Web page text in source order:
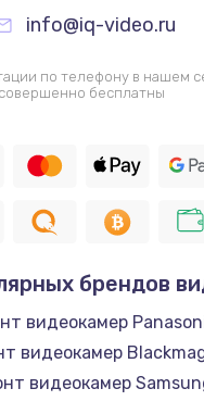
лампы
1350 руб.
Заказать
680 руб.
2000 руб.
Заказать
Комплексная чистка
info@iq-video.ru
по телефону в нашем
совершенно бесплатны
брендов
видеокамер
видеокамер
видеокамер